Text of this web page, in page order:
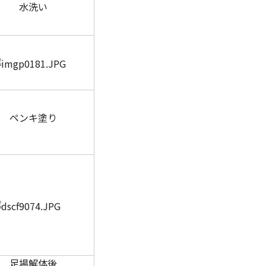
水洗い
ペンキ塗り
足場解体後